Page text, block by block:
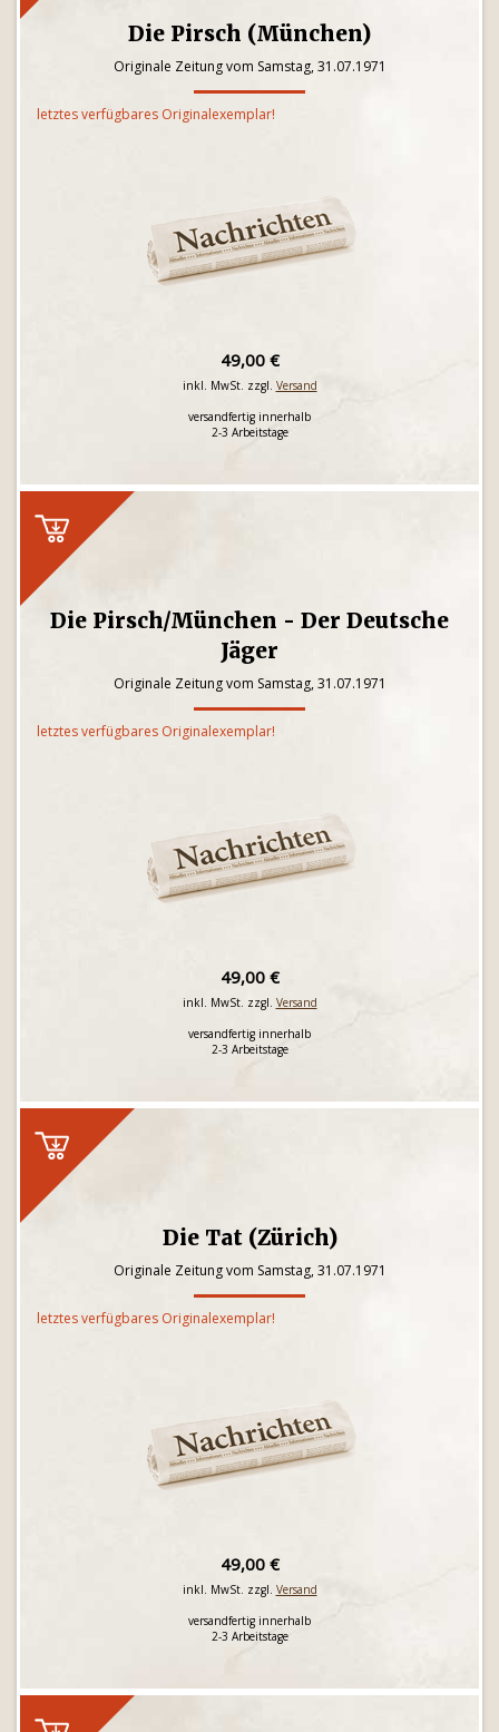
Die Pirsch (München)
Originale Zeitung vom Samstag, 31.07.1971
letztes verfügbares Originalexemplar!
49,00 €
inkl. MwSt. zzgl. Versand
versandfertig innerhalb
2-3 Arbeitstage
Die Pirsch/München - Der Deutsche
Jäger
Originale Zeitung vom Samstag, 31.07.1971
letztes verfügbares Originalexemplar!
49,00 €
inkl. MwSt. zzgl. Versand
versandfertig innerhalb
2-3 Arbeitstage
Die Tat (Zürich)
Originale Zeitung vom Samstag, 31.07.1971
letztes verfügbares Originalexemplar!
49,00 €
inkl. MwSt. zzgl. Versand
versandfertig innerhalb
2-3 Arbeitstage